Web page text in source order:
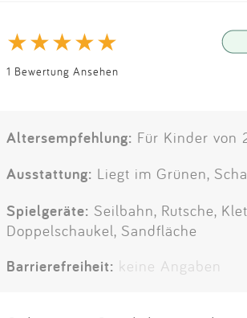
1 Bewertung Ansehen
Altersempfehlung: Für Kinder von
Ausstattung: Liegt im Grünen,
Spielgeräte: Seilbahn, Rutsche,
Doppelschaukel, Sandfläche
Barrierefreiheit: keine Angaben